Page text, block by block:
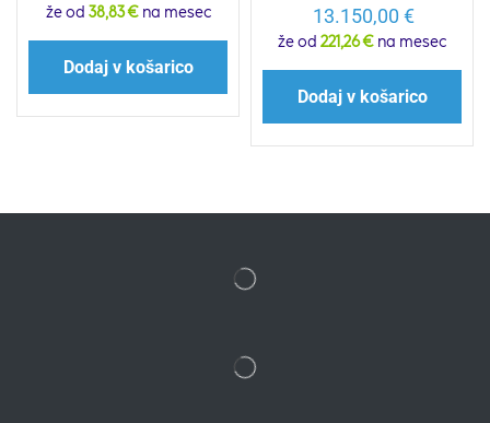
že od 38,83 €na mesec
Dodaj v košarico
13.150,00 €
že od 221,26 € na mesec
Dodaj v košarico